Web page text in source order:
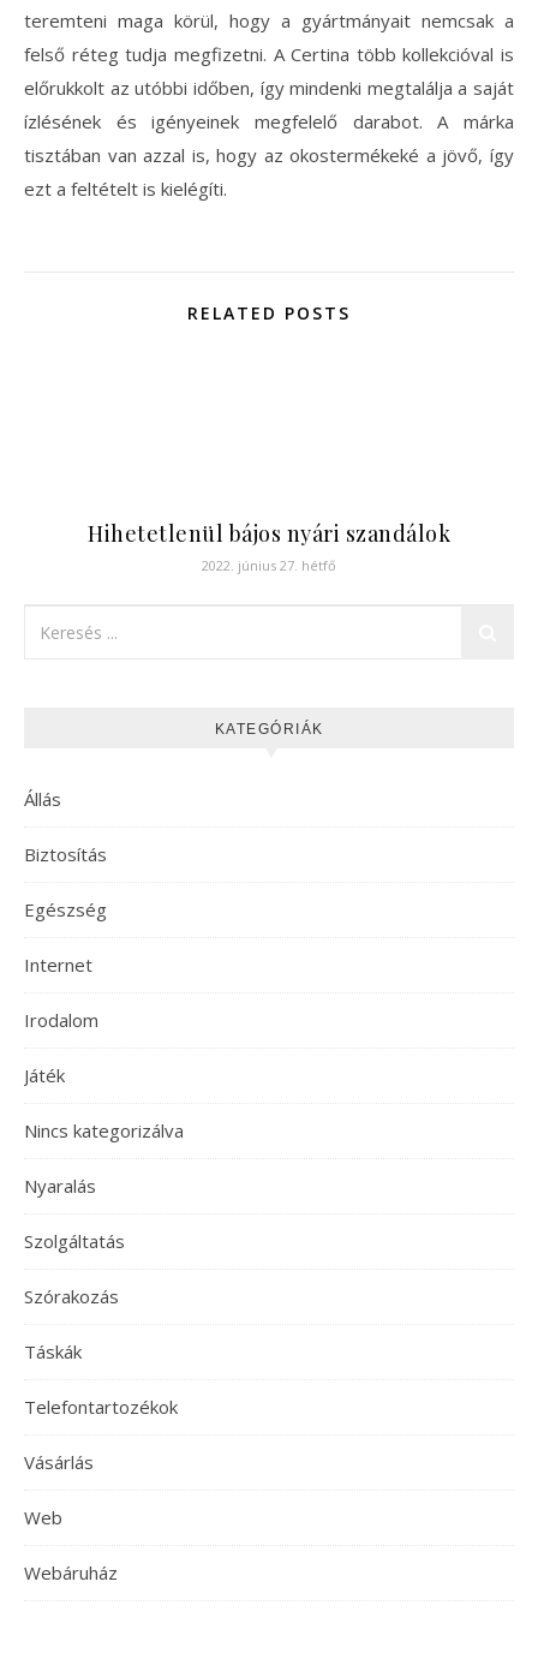
teremteni maga körül, hogy a gyártmányait nemcsak a
felső réteg tudja megfizetni. A Certina több kollekcióval is
előrukkolt az utóbbi időben, így mindenki megtalálja a saját
ízlésének és igényeinek megfelelő darabot. A márka
tisztában van azzal is, hogy az okostermékeké a jövő, így
ezt a feltételt is kielégíti.
RELATED POSTS
Hihetetlenül bájos nyári szandálok
2022. június 27. hétfő
KATEGÓRIÁK
Állás
Biztosítás
Egészség
Internet
Irodalom
Játék
Nincs kategorizálva
Nyaralás
Szolgáltatás
Szórakozás
Táskák
Telefontartozékok
Vásárlás
Web
Webáruház